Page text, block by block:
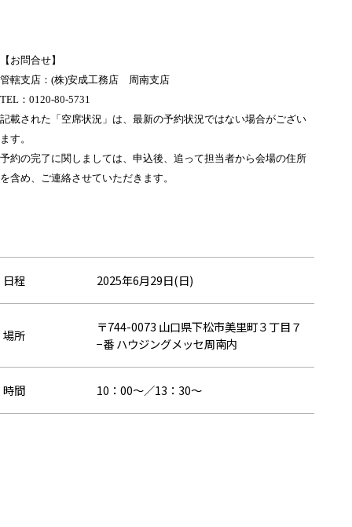
【お問合せ】
管轄支店：(株)安成工務店 周南支店
TEL： 0120-80-5731
記載された「空席状況」は、最新の予約状況ではない場合がござい
ます。
予約の完了に関しましては、申込後、追って担当者から会場の住所
を含め、ご連絡させていただきます。
日程 2025年6月29日(日)
場所
〒744-0073 山口県下松市美里町３丁目７
−番 ハウジングメッセ周南内
時間 10：00～／13：30～